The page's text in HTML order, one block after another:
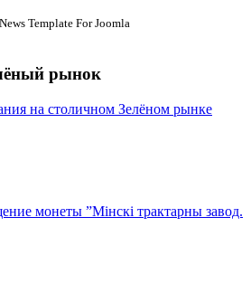
Template For Joomla
рынок
на столичном Зелёном рынке
монеты ”Мінскі трактарны завод.